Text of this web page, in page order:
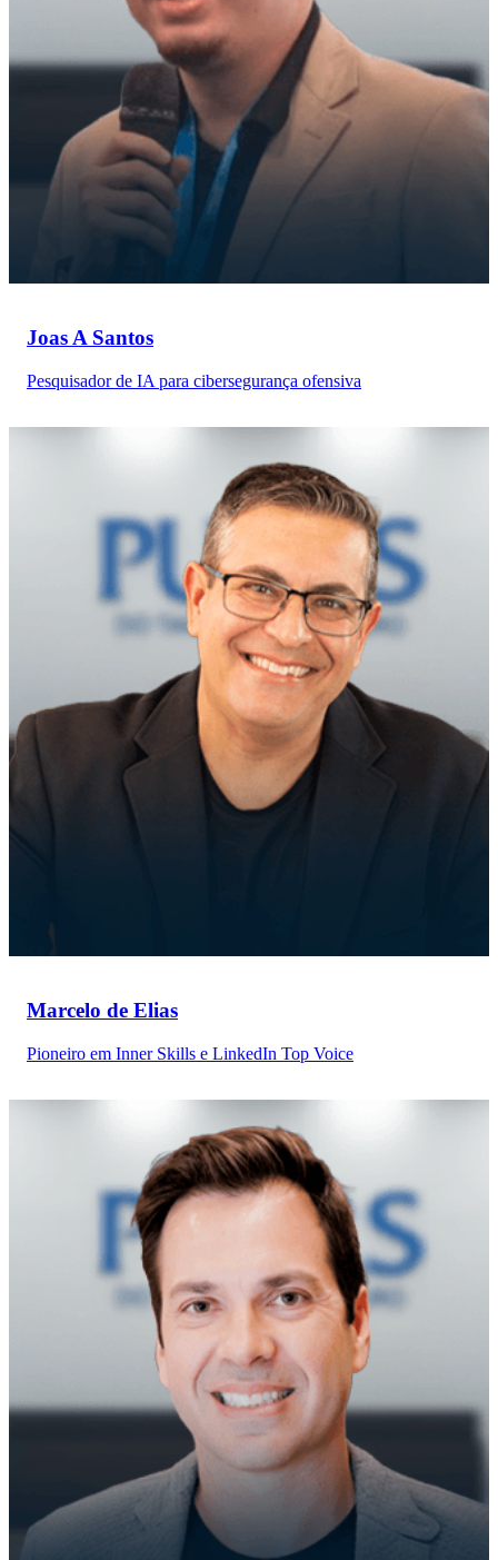
Joas A Santos
Pesquisador de IA para cibersegurança ofensiva
Marcelo de Elias
Pioneiro em Inner Skills e LinkedIn Top Voice